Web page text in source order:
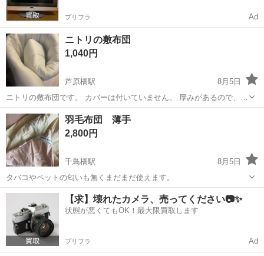
プリフラ Ad
ニトリの敷布団
1,040円
芦原橋駅
8月5日
ニトリの敷布団です。 カバーは付いていません。 厚みがあるので、こ
の上で寝ても腰が痛くなったことはありませんでした。 来客用として
使用しており、私自身が使ったのは4回ほどです。 サイズはセミダブ
ルです。 シングルとダブ...
大阪 大阪市 芦原橋駅 寝具
羽毛布団 薄手
2,800円
千鳥橋駅
8月5日
タバコやペットの匂いも無くまだまだ使えます。
大阪 大阪市 千鳥橋駅
【求】壊れたカメラ、売ってください📷✨
状態が悪くてもOK！最大限買取します
プリフラ Ad